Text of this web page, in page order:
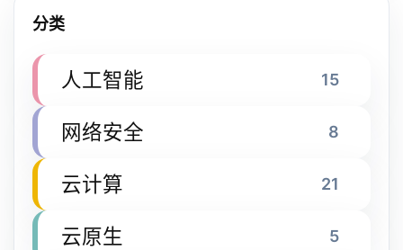
分类
人工智能 15
网络安全 8
云计算 21
云原生 5